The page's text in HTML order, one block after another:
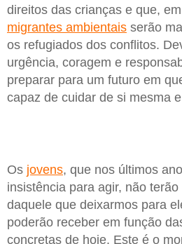
direitos das crianças e que,
migrantes ambientais serão
os refugiados dos conflitos.
urgência, coragem e
preparar para um futuro em
capaz de cuidar de si mesma
Os jovens, que nos últimos
insistência para agir, não terão
daquele que deixarmos para
poderão receber em função
concretas de hoje. Este é o